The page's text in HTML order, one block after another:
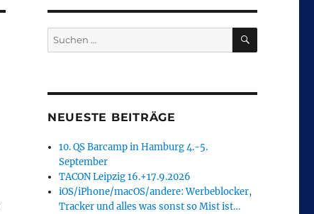
Suchen
nach:
SUCHEN
NEUESTE BEITRÄGE
10. QS Barcamp in Hamburg 4.-5.
September
TACON Leipzig 16.+17.9.2026
iOS/iPhone/macOS/andere: Werbeblocker,
Tracker und alles was sonst so Mist ist…